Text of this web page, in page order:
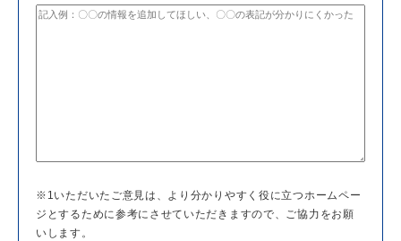
※1いただいたご意見は、より分かりやすく役に立つホームペー
ジとするために参考にさせていただきますので、ご協力をお願
いします。